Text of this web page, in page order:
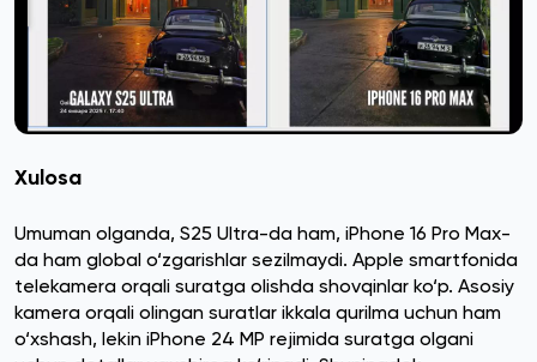
Xulosa
Umuman olganda, S25 Ultra-da ham, iPhone 16 Pro Max-
da ham global o‘zgarishlar sezilmaydi. Apple smartfonida
telekamera orqali suratga olishda shovqinlar ko‘p. Asosiy
kamera orqali olingan suratlar ikkala qurilma uchun ham
o‘xshash, lekin iPhone 24 MP rejimida suratga olgani